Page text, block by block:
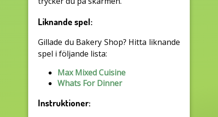
Liknande spel:
Gillade du Bakery Shop? Hitta liknande
spel i följande lista:
Max Mixed Cuisine
Whats For Dinner
Instruktioner: